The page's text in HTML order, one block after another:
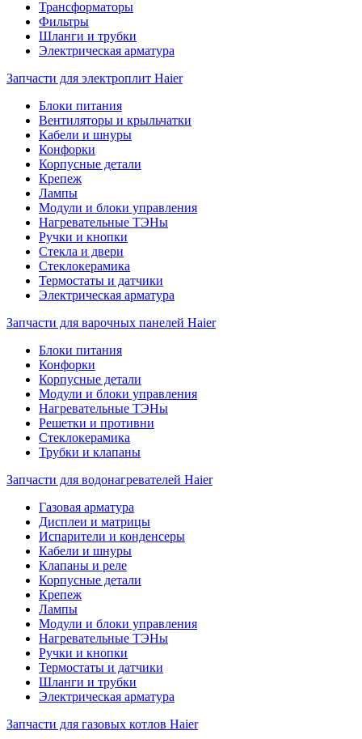
Трансформаторы
Фильтры
Шланги и трубки
Электрическая арматура
Запчасти для электроплит Haier
Блоки питания
Вентиляторы и крыльчатки
Кабели и шнуры
Конфорки
Корпусные детали
Крепеж
Лампы
Модули и блоки управления
Нагревательные ТЭНы
Ручки и кнопки
Стекла и двери
Стеклокерамика
Термостаты и датчики
Электрическая арматура
Запчасти для варочных панелей Haier
Блоки питания
Конфорки
Корпусные детали
Модули и блоки управления
Нагревательные ТЭНы
Решетки и противни
Стеклокерамика
Трубки и клапаны
Запчасти для водонагревателей Haier
Газовая арматура
Дисплеи и матрицы
Испарители и конденсеры
Кабели и шнуры
Клапаны и реле
Корпусные детали
Крепеж
Лампы
Модули и блоки управления
Нагревательные ТЭНы
Ручки и кнопки
Термостаты и датчики
Шланги и трубки
Электрическая арматура
Запчасти для газовых котлов Haier